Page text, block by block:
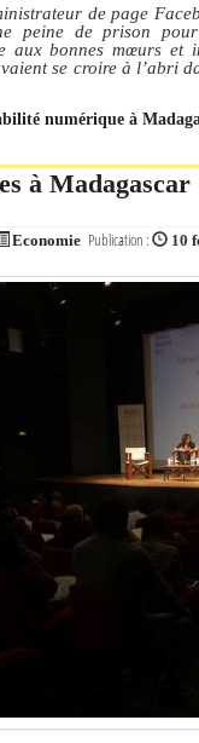
de page
peine de prison
aux bonnes mœurs
se croire à l’abri
numérique à
à
Economie Publication : 10